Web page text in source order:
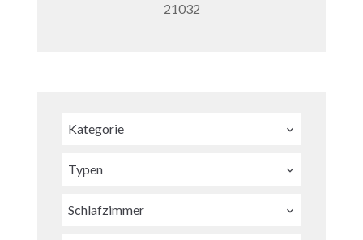
21032
Kategorie
Typen
Schlafzimmer